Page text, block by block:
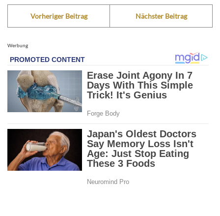
Vorheriger Beitrag Nächster Beitrag
Werbung